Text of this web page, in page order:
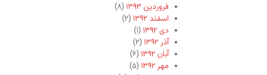
فروردین ۱۳۹۳
(۸)
اسفند ۱۳۹۲
(۲)
دی ۱۳۹۲
(۱)
آذر ۱۳۹۲
(۲)
آبان ۱۳۹۲
(۶)
مهر ۱۳۹۲
(۵)